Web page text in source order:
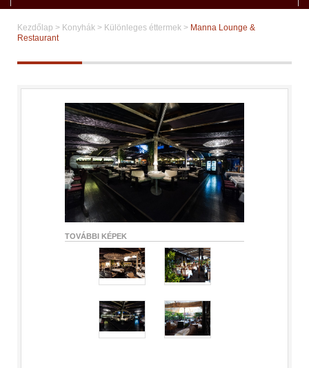
Kezdőlap > Konyhák > Különleges éttermek > Manna Lounge &
Restaurant
TOVÁBBI KÉPEK